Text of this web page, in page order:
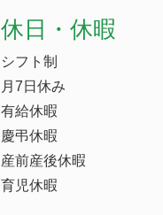
休日・休暇
シフト制
月7日休み
有給休暇
慶弔休暇
産前産後休暇
育児休暇